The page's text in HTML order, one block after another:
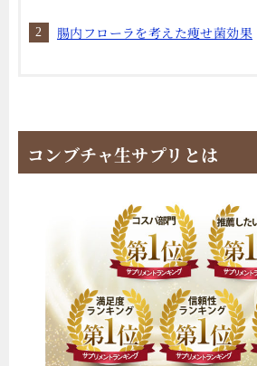
腸内フローラを考えた痩せ菌効果
コンブチャ生サプリとは